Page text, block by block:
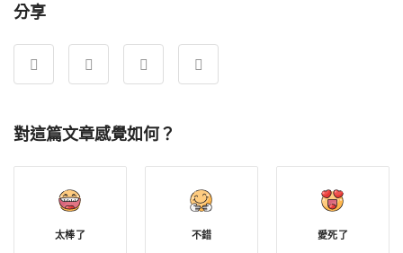
分享
對這篇文章感覺如何？
太棒了 不錯 愛死了